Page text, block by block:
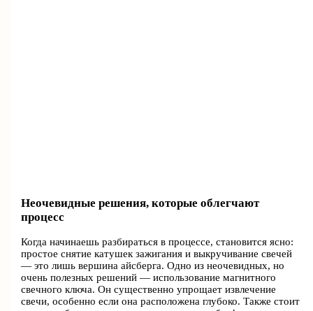
Неочевидные решения, которые облегчают
процесс
Когда начинаешь разбираться в процессе, становится ясно:
простое снятие катушек зажигания и выкручивание свечей
— это лишь вершина айсберга. Одно из неочевидных, но
очень полезных решений — использование магнитного
свечного ключа. Он существенно упрощает извлечение
свечи, особенно если она расположена глубоко. Также стоит